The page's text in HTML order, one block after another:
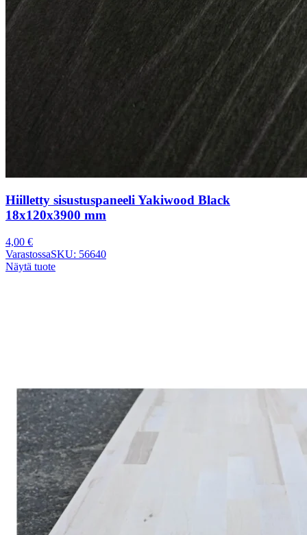
Hiilletty sisustuspaneeli Yakiwood Black
18x120x3900 mm
4,00 €
VarastossaSKU: 56640
Näytä tuote